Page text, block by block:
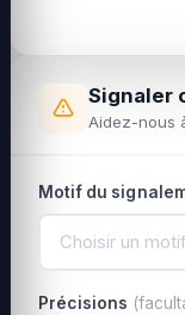
Signaler
Aidez-nous
Motif du
Choisir un
Précisions